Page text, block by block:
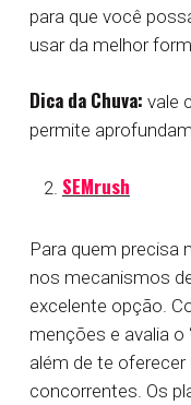
para que você
usar da melhor
Dica da Chuva: vale
permite
SEMrush
Para quem precisa
nos mecanismos
excelente opção.
menções e avalia o
além de te
concorrentes. Os